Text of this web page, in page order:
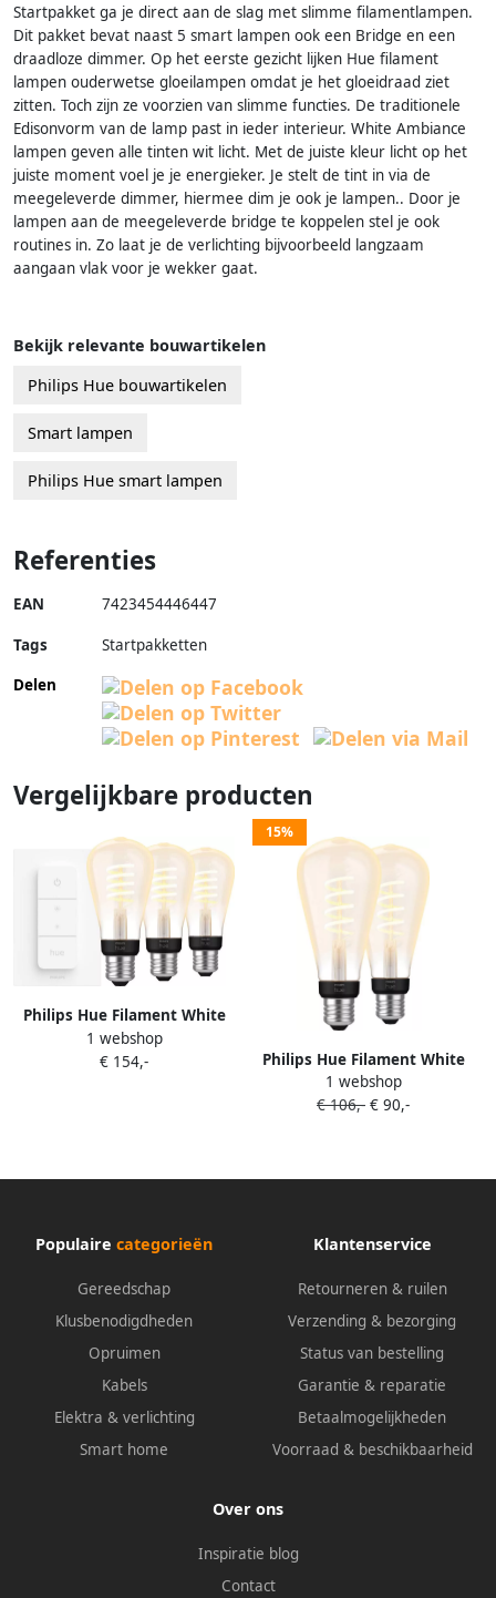
Startpakket ga je direct aan de slag met slimme filamentlampen.
Dit pakket bevat naast 5 smart lampen ook een Bridge en een
draadloze dimmer. Op het eerste gezicht lijken Hue filament
lampen ouderwetse gloeilampen omdat je het gloeidraad ziet
zitten. Toch zijn ze voorzien van slimme functies. De traditionele
Edisonvorm van de lamp past in ieder interieur. White Ambiance
lampen geven alle tinten wit licht. Met de juiste kleur licht op het
juiste moment voel je je energieker. Je stelt de tint in via de
meegeleverde dimmer, hiermee dim je ook je lampen.. Door je
lampen aan de meegeleverde bridge te koppelen stel je ook
routines in. Zo laat je de verlichting bijvoorbeeld langzaam
aangaan vlak voor je wekker gaat.
Bekijk relevante bouwartikelen
Philips Hue bouwartikelen
Smart lampen
Philips Hue smart lampen
Referenties
EAN 7423454446447
Tags
Startpakketten
Delen
Vergelijkbare producten
Philips Hue Filament White
Ambiance Edison 3-pack +
dimmer
1 webshop
€ 154,-
15%
Philips Hue Filament White
Ambiance Edison XL 2-pack
1 webshop
€ 106,- € 90,-
Populaire categorieën
Gereedschap
Klusbenodigdheden
Opruimen
Kabels
Elektra & verlichting
Smart home
Klantenservice
Retourneren & ruilen
Verzending & bezorging
Status van bestelling
Garantie & reparatie
Betaalmogelijkheden
Voorraad & beschikbaarheid
Over ons
Inspiratie blog
Contact